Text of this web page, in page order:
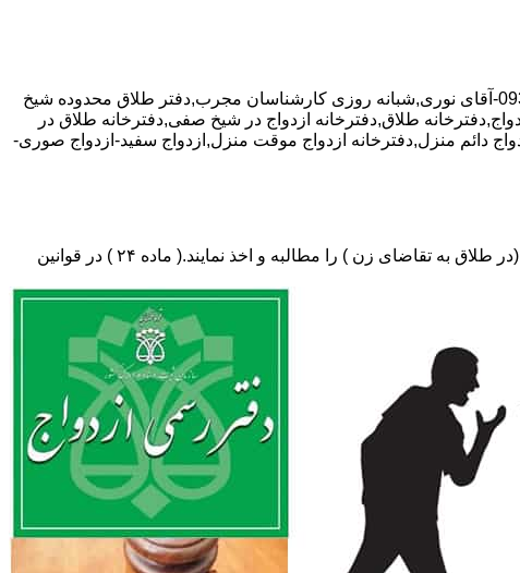
با تخفیف ویژه مشاوره رایگان,09381024452-آقای نوری,شبانه روزی کارشناسان مجرب,دفتر طلاق محدوده شیخ
طلاق,دفترخانه ازدواج در شیخ صفی,دفترخانه طلاق در
دائم منزل,دفترخانه ازدواج موقت منزل,ازدواج سفید-ازدواج صوری-
دفتر طلاق،باید در ثبت طلاق گواهی عدم امکان سازش (مخصوص طلاق توافقی و یا طلاق به تقاضای مرد ) و لازم ضروری حکم دادگاه (در طلاق به تقاضای زن ) را مطالبه و اخذ نمایند.( ماده ۲۴ ) در قوانین